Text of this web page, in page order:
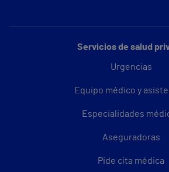
Servicios de salud
Urgencias
Equipo médico y
Especialidades
Aseguradoras
Pide cita médica